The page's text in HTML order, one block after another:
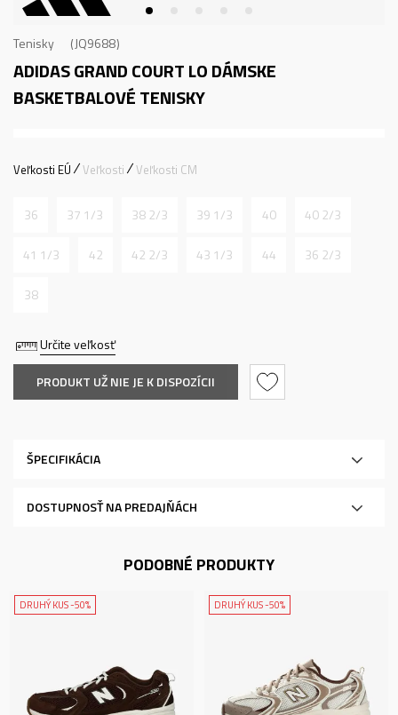
Tenisky JQ9688
ADIDAS GRAND COURT LODÁMSKE
BASKETBALOVÉ TENISKY
Určite veľkosť
Veľkosti EÚ Veľkosti Veľkosti CM
36 37 1/3 38 2/3 39 1/3 40 40 2/3
41 1/3 42 42 2/3 43 1/3 44 36 2/3
38
PRODUKT UŽ NIE JE K DISPOZÍCII
ŠPECIFIKÁCIA
DOSTUPNOSŤ NA PREDAJŇÁCH
PODOBNÉ PRODUKTY
DRUHÝ KUS -50% DRUHÝ KUS -50%